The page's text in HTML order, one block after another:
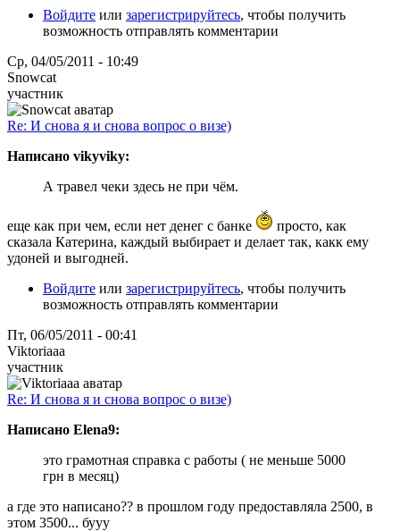
Войдите или зарегистрируйтесь, чтобы получить
возможность отправлять комментарии
Ср, 04/05/2011 - 10:49
Snowcat
участник
Re: И снова я и снова вопрос о визе)
Написано vikyviky:
А травел чеки здесь не при чём.
еще как при чем, если нет денег с банке
просто, как
сказала Катерина, каждый выбирает и делает так, какк ему
удоней и выгодней.
Войдите или зарегистрируйтесь, чтобы получить
возможность отправлять комментарии
Пт, 06/05/2011 - 00:41
Viktoriaaa
участник
Re: И снова я и снова вопрос о визе)
Написано Elena9:
это грамотная справка с работы ( не меньше 5000
грн в месяц)
а где это написано?? в прошлом году предоставляла 2500, в
этом 3500... бууу